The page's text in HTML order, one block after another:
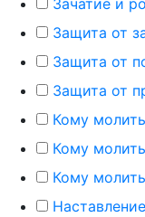
Зачатие и
Защита от
Защита от
Защита от
Кому
Кому
Кому